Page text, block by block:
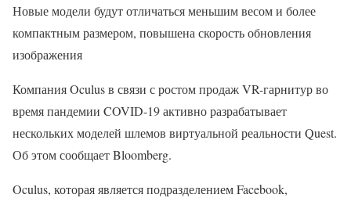
Новые модели будут отличаться меньшим весом и более
компактным размером, повышена скорость обновления
изображения
Компания Oculus в связи с ростом продаж VR-гарнитур во
время пандемии COVID-19 активно разрабатывает
нескольких моделей шлемов виртуальной реальности Quest.
Об этом сообщает Bloomberg.
Oculus, которая является подразделением Facebook,